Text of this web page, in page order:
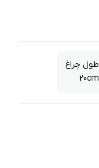
طول چراغ
20cm